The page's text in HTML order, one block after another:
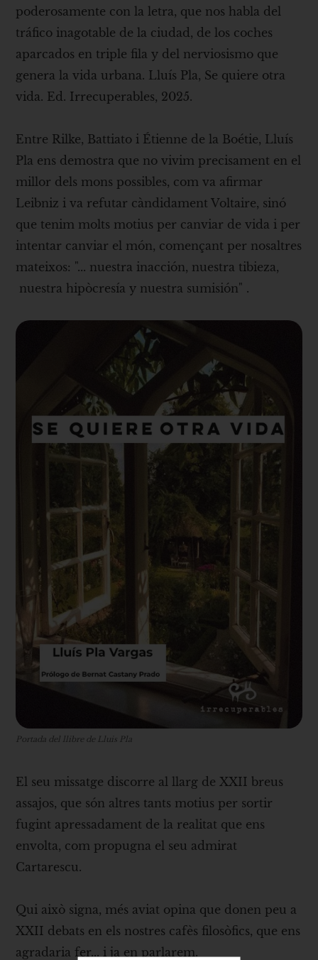
poderosamente con la letra, que nos habla del
tráfico inagotable de la ciudad, de los coches
aparcados en triple fila y del nerviosismo que
genera la vida urbana. Lluís Pla, Se quiere otra
vida. Ed. Irrecuperables, 2025.
Entre Rilke, Battiato i Étienne de la Boétie, Lluís
Pla ens demostra que no vivim precisament en el
millor dels mons possibles, com va afirmar
Leibniz i va refutar càndidament Voltaire, sinó
que tenim molts motius per canviar de vida i per
intentar canviar el món, començant per nosaltres
mateixos: "... nuestra inacción, nuestra tibieza,
nuestra hipòcresía y nuestra sumisión" .
Portada del llibre de Lluis Pla
El seu missatge discorre al llarg de XXII breus
assajos, que són altres tants motius per sortir
fugint apressadament de la realitat que ens
envolta, com propugna el seu admirat
Cartarescu.
Qui això signa, més aviat opina que donen peu a
XXII debats en els nostres cafès filosòfics, que ens
agradaria fer... i ja en parlarem.